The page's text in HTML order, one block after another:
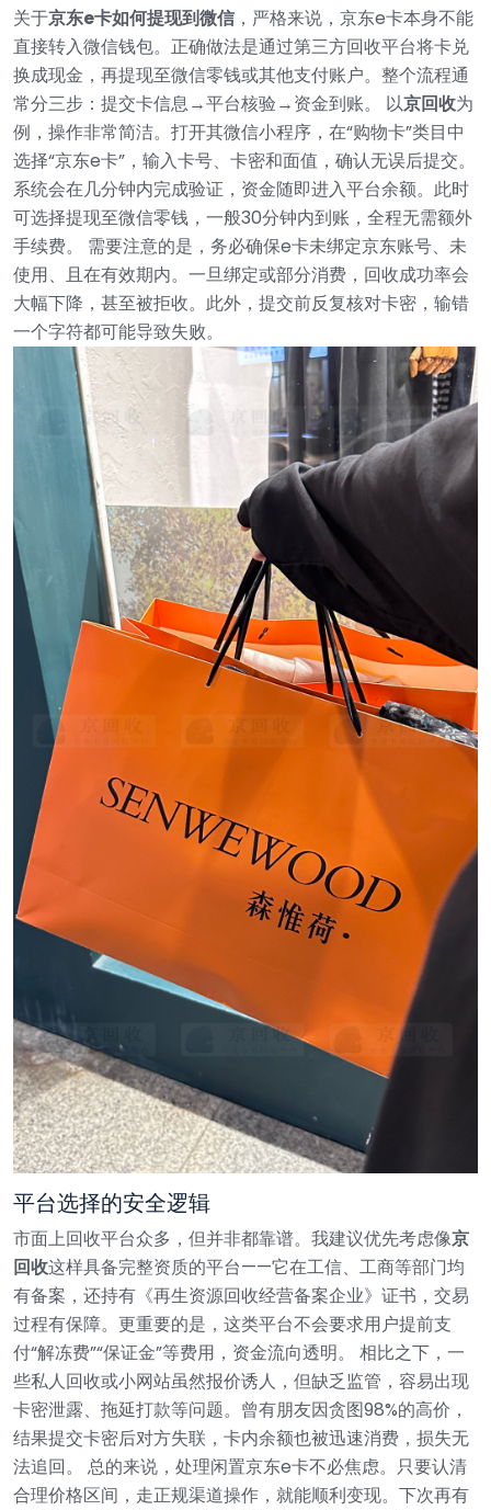
关于京东e卡如何提现到微信 ，严格来说，京东e卡本身不能
直接转入微信钱包。正确做法是通过第三方回收平台将卡兑
换成现金，再提现至微信零钱或其他支付账户。整个流程通
常分三步：提交卡信息→平台核验→资金到账。
以京回收为
例，操作非常简洁。打开其微信小程序，在“购物卡”类目中
选择“京东e卡”，输入卡号、卡密和面值，确认无误后提交。
系统会在几分钟内完成验证，资金随即进入平台余额。此时
可选择提现至微信零钱，一般30分钟内到账，全程无需额外
手续费。
需要注意的是，务必确保e卡未绑定京东账号、未
使用、且在有效期内。一旦绑定或部分消费，回收成功率会
大幅下降，甚至被拒收。此外，提交前反复核对卡密，输错
一个字符都可能导致失败。
平台选择的安全逻辑
市面上回收平台众多，但并非都靠谱。我建议优先考虑像京
回收这样具备完整资质的平台——它在工信、工商等部门均
有备案，还持有《再生资源回收经营备案企业》证书，交易
过程有保障。更重要的是，这类平台不会要求用户提前支
付“解冻费”“保证金”等费用，资金流向透明。
相比之下，一
些私人回收或小网站虽然报价诱人，但缺乏监管，容易出现
卡密泄露、拖延打款等问题。曾有朋友因贪图98%的高价，
结果提交卡密后对方失联，卡内余额也被迅速消费，损失无
法追回。
总的来说，处理闲置京东e卡不必焦虑。只要认清
合理价格区间，走正规渠道操作，就能顺利变现。下次再有